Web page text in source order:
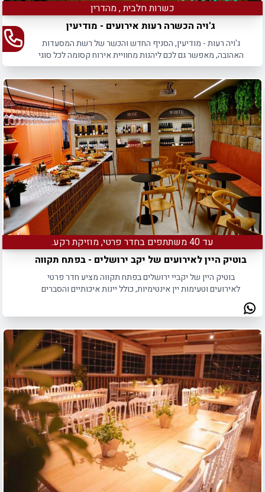
כשרות חלבית , מהדרין
ג'ויה הכשרה רעות אירועים - מודיעין
ג'ויה רעות - מודיעין, הסניף החדש והכשר של רשת המסעדות
האהובה, מאפשר גם לכם ליהנות מחוויית אירוח קסומה לכל סוגי
האירועים עד 130 איש.
עד 40 משתתפים בחדר פרטי, מוזיקת רקע.
בוטיק היין לאירועים של יקב ירושלים - בפתח תקווה
בוטיק היין של יקביי ירושלים בפתח תקווה מציע חדר פרטי
לאירועים וטעימות יין אינטימיות, כולל יינות איכותיים והסברים